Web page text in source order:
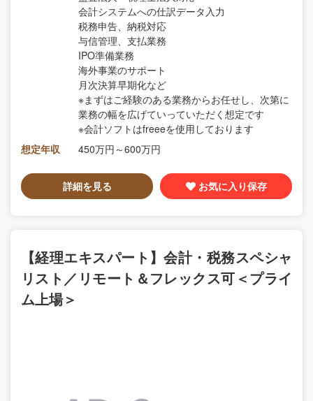
会計システムへの仕訳データ入力
税務申告、納税対応
与信管理、支払業務
IPO準備業務
海外事業のサポート
月次決算早期化など
※まずはご経験のある業務からお任せし、次第に
業務の幅を広げていっていただく想定です
※会計ソフトはfreeeを使用しております
想定年収
450万円～600万円
詳細を見る お気に入り保存
【経理エキスパート】会計・税務スペシャ
リスト／リモート＆フレックス可＜プライ
ム上場＞